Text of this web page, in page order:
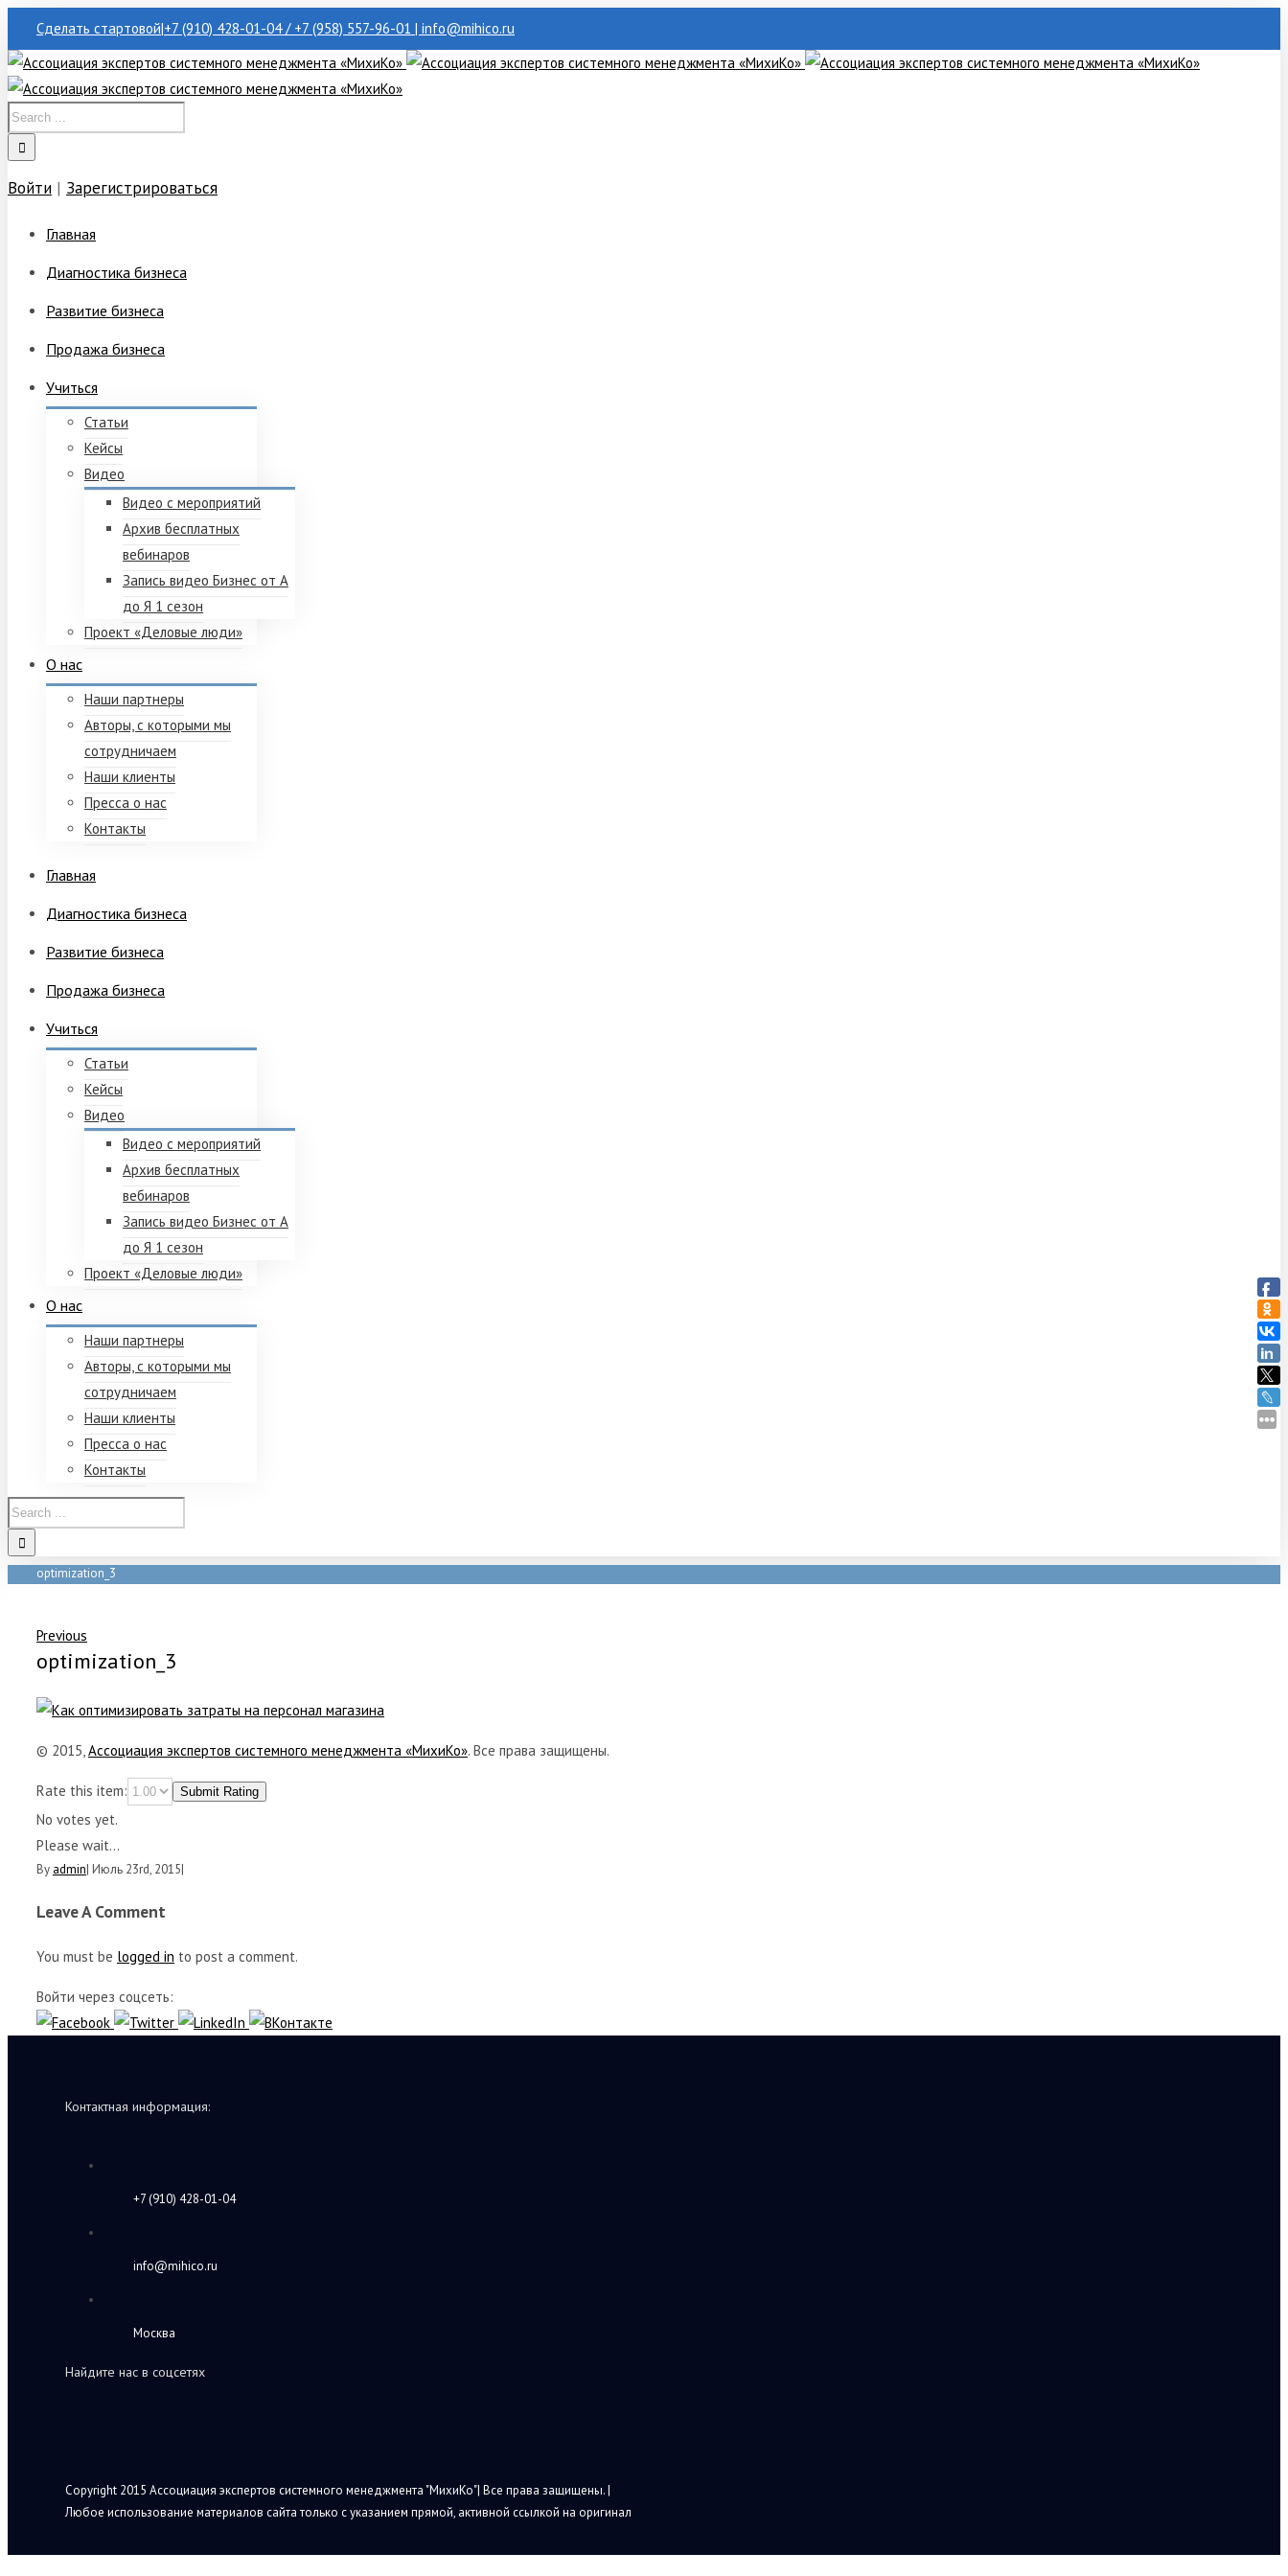
Сделать стартовой|+7 (910) 428-01-04 / +7 (958) 557-96-01 | info@mihico.ru
Войти | Зарегистрироваться
Главная
Диагностика бизнеса
Развитие бизнеса
Продажа бизнеса
Учиться
Статьи
Кейсы
Видео
Видео с мероприятий
Архив бесплатных
вебинаров
Запись видео Бизнес от А
до Я 1 сезон
Проект «Деловые люди»
О нас
Наши партнеры
Авторы, с которыми мы
сотрудничаем
Наши клиенты
Пресса о нас
Контакты
Главная
Диагностика бизнеса
Развитие бизнеса
Продажа бизнеса
Учиться
Статьи
Кейсы
Видео
Видео с мероприятий
Архив бесплатных
вебинаров
Запись видео Бизнес от А
до Я 1 сезон
Проект «Деловые люди»
О нас
Наши партнеры
Авторы, с которыми мы
сотрудничаем
Наши клиенты
Пресса о нас
Контакты
optimization_3
Previous
optimization_3
© 2015,Ассоциация экспертов системного менеджмента «МихиКо». Все права защищены.
Rate this item: Submit Rating
No votes yet.
Please wait...
By admin| Июль 23rd, 2015|
Leave A Comment
You must be logged in to post a comment.
Войти через соцсеть:
Контактная информация:
+7 (910) 428-01-04
info@mihico.ru
Москва
Найдите нас в соцсетях
Copyright 2015 Ассоциация экспертов системного менеджмента "МихиКо"| Все права защищены. |
Любое использование материалов сайта только с указанием прямой, активной ссылкой на оригинал